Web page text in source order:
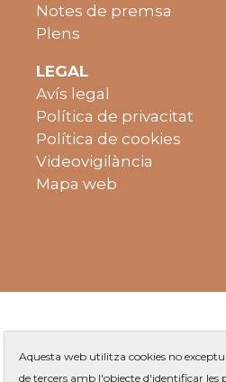
Notes de premsa
Plens
LEGAL
Avís legal
Política de privacitat
Política de cookies
Videovigilància
Mapa web
Aquesta web utilitza cookies no
de tercers amb l'objecte d'identificar les